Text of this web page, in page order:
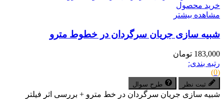
خرید محصول
مشاهده بیشتر
شبیه سازی جریان سرگردان در خطوط مترو
183,000 تومان
رتبه بندی:
(0)
ثبت نظر طرح سوال
شبیه سازی جریان سرگردان در خط مترو + بررسی اثر فیلتر